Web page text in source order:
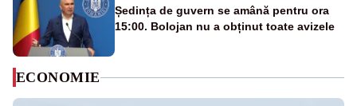
Ședința de guvern se amână pentru ora
15:00. Bolojan nu a obținut toate avizele
ECONOMIE